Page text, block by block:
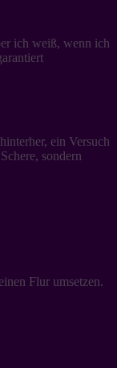
ich weiß, wenn ich
ein Versuch
sondern
Flur umsetzen.